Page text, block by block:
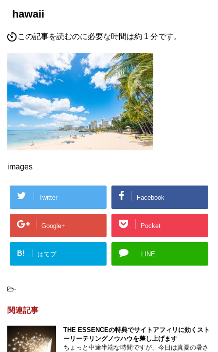
hawaii
この記事を読むのに必要な時間は約 1 分です。
images
Twitter Facebook
Google+ Pocket
B! はてブ LINE
-
関連記事
THE ESSENCEの特典でサイトアフィリに効くスト
ーリーテリングノウハウを差し上げます
ちょっと中途半端な時間ですが、今日は真夏の暑さ